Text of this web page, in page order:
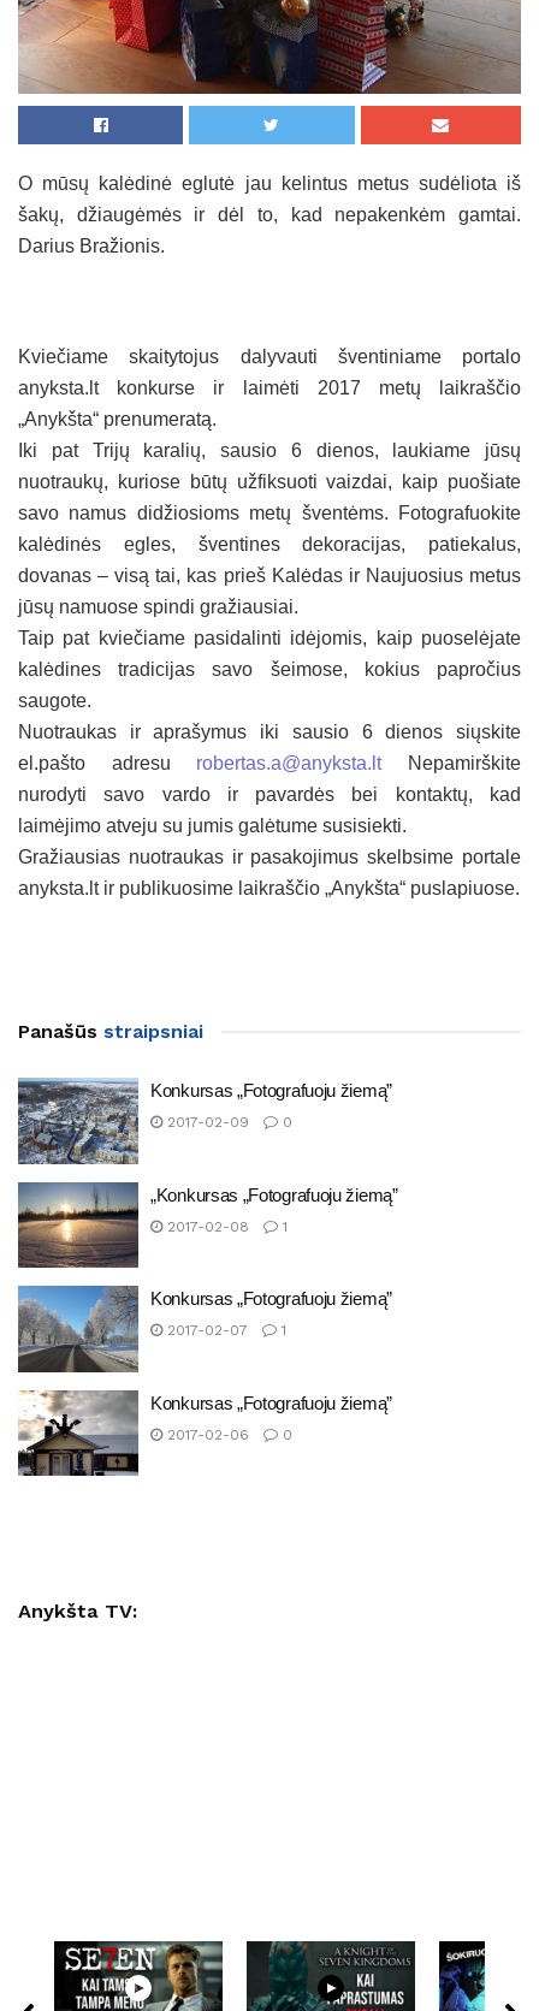
O mūsų kalėdinė eglutė jau kelintus metus sudėliota iš
šakų, džiaugėmės ir dėl to, kad nepakenkėm gamtai.
Darius Bražionis.
Kviečiame skaitytojus dalyvauti šventiniame portalo
anyksta.lt konkurse ir laimėti 2017 metų laikraščio
„Anykšta“ prenumeratą.
Iki pat Trijų karalių, sausio 6 dienos, laukiame jūsų
nuotraukų, kuriose būtų užfiksuoti vaizdai, kaip puošiate
savo namus didžiosioms metų šventėms. Fotografuokite
kalėdinės egles, šventines dekoracijas, patiekalus,
dovanas – visą tai, kas prieš Kalėdas ir Naujuosius metus
jūsų namuose spindi gražiausiai.
Taip pat kviečiame pasidalinti idėjomis, kaip puoselėjate
kalėdines tradicijas savo šeimose, kokius papročius
saugote.
Nuotraukas ir aprašymus iki sausio 6 dienos siųskite
el.pašto adresu robertas.a@anyksta.ltNepamirškite
nurodyti savo vardo ir pavardės bei kontaktų, kad
laimėjimo atveju su jumis galėtume susisiekti.
Gražiausias nuotraukas ir pasakojimus skelbsime portale
anyksta.lt ir publikuosime laikraščio „Anykšta“ puslapiuose.
Panašūs straipsniai
Konkursas „Fotografuoju žiemą”
2017-02-09 0
„Konkursas „Fotografuoju žiemą”
2017-02-08 1
Konkursas „Fotografuoju žiemą”
2017-02-07 1
Konkursas „Fotografuoju žiemą”
2017-02-06 0
Anykšta TV: